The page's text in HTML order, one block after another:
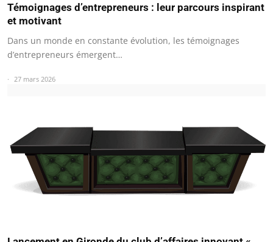
Témoignages d’entrepreneurs : leur parcours inspirant
et motivant
Dans un monde en constante évolution, les témoignages
d’entrepreneurs émergent…
27 mars 2026